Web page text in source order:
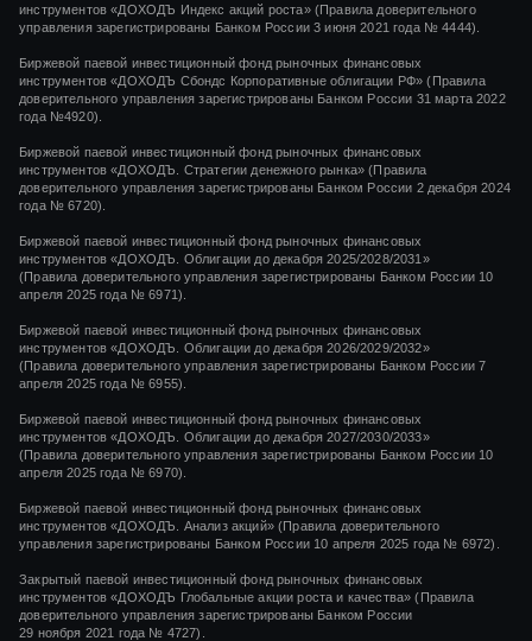
инструментов«ДОХОДЪ Индекс акций роста»(Правила доверительного
управления зарегистрированы Банком России3 июня 2021 года № 4444).
Биржевой паевой инвестиционный фонд рыночных финансовых
инструментов «ДОХОДЪ Сбондс Корпоративные облигации РФ» (Правила
доверительного управления зарегистрированы Банком России 31 марта 2022
года №4920).
Биржевой паевой инвестиционный фонд рыночных финансовых
инструментов «ДОХОДЪ. Стратегии денежного рынка» (Правила
доверительного управления зарегистрированы Банком России 2 декабря 2024
года № 6720).
Биржевой паевой инвестиционный фонд рыночных финансовых
инструментов «ДОХОДЪ. Облигации до декабря 2025/2028/2031»
(Правила доверительного управления зарегистрированы Банком России 10
апреля 2025 года № 6971).
Биржевой паевой инвестиционный фонд рыночных финансовых
инструментов «ДОХОДЪ. Облигации до декабря 2026/2029/2032»
(Правила доверительного управления зарегистрированы Банком России 7
апреля 2025 года № 6955).
Биржевой паевой инвестиционный фонд рыночных финансовых
инструментов «ДОХОДЪ. Облигации до декабря 2027/2030/2033»
(Правила доверительного управления зарегистрированы Банком России 10
апреля 2025 года № 6970).
Биржевой паевой инвестиционный фонд рыночных финансовых
инструментов «ДОХОДЪ. Анализ акций» (Правила доверительного
управления зарегистрированы Банком России 10 апреля 2025 года № 6972).
Закрытый паевой инвестиционный фонд рыночных финансовых
инструментов«ДОХОДЪ Глобальные акции роста и качества» (Правила
доверительного управления зарегистрированы Банком России
29 ноября 2021 года № 4727).